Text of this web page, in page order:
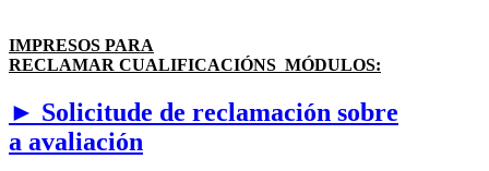
IMPRESOS PARA
RECLAMAR CUALIFICACIÓNS MÓDULOS:
► Solicitude de reclamación sobre
a avaliación